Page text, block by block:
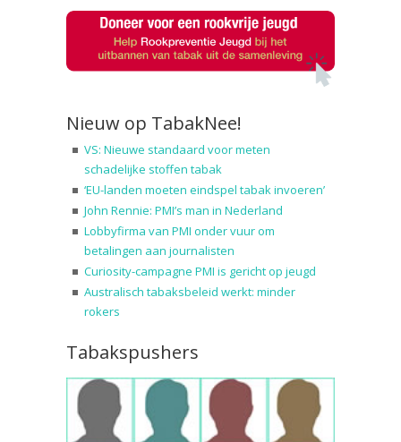
Nieuw op TabakNee!
VS: Nieuwe standaard voor meten
schadelijke stoffen tabak
‘EU-landen moeten eindspel tabak invoeren’
John Rennie: PMI’s man in Nederland
Lobbyfirma van PMI onder vuur om
betalingen aan journalisten
Curiosity-campagne PMI is gericht op jeugd
Australisch tabaksbeleid werkt: minder
rokers
Tabakspushers